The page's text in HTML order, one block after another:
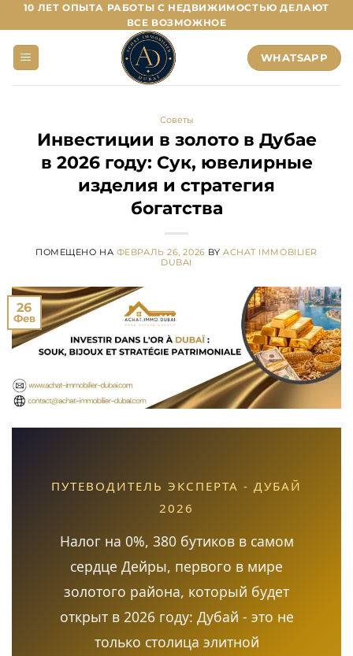
Перейти
к
содержанию
10 ЛЕТ ОПЫТА РАБОТЫ С НЕДВИЖИМОСТЬЮ ДЕЛАЮТ
ВСЕ ВОЗМОЖНОЕ
WHATSAPP
Советы
Инвестиции в золото в Дубае
в 2026 году: Сук, ювелирные
изделия и стратегия
богатства
ПОМЕЩЕНО НА ФЕВРАЛЬ 26, 2026 BY ACHAT IMMOBILIER
DUBAI
26
Фев
ПУТЕВОДИТЕЛЬ ЭКСПЕРТА - ДУБАЙ
2026
Налог на 0%, 380 бутиков в самом
сердце Дейры, первого в мире
золотого района, который будет
открыт в 2026 году: Дубай - это не
только столица элитной